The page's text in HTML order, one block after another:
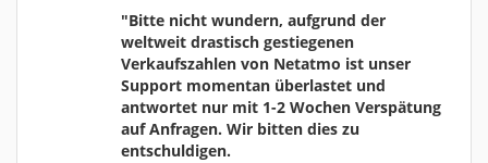
"Bitte nicht wundern, aufgrund der
weltweit drastisch gestiegenen
Verkaufszahlen von Netatmo ist unser
Support momentan überlastet und
antwortet nur mit 1-2 Wochen Verspätung
auf Anfragen. Wir bitten dies zu
entschuldigen.